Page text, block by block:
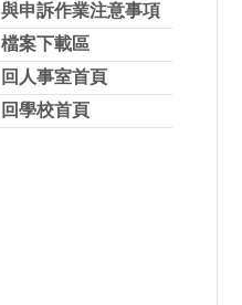
與申訴作業注意事項
檔案下載區
回人事室首頁
回學校首頁